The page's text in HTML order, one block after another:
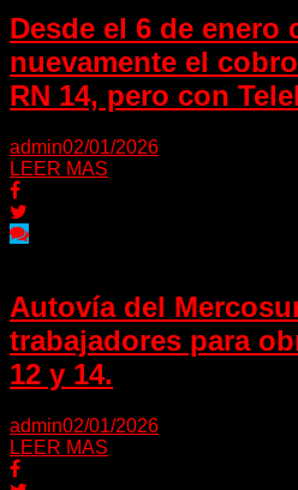
Desde el 6 de enero
nuevamente el
RN 14, pero con
admin02/01/2026
LEER MAS
Autovía del
trabajadores para
12 y 14.
admin02/01/2026
LEER MAS